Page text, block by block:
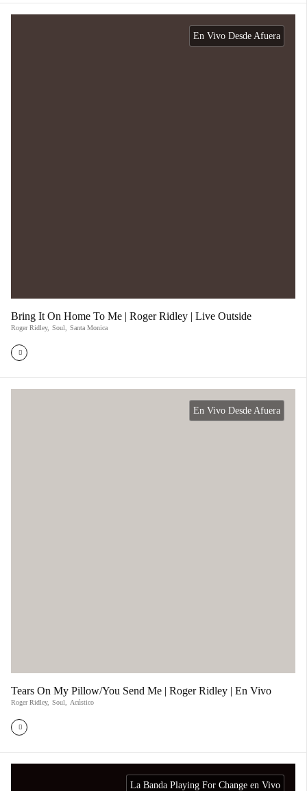
En Vivo Desde Afuera
Bring It On Home To Me | Roger Ridley | Live Outside
Roger Ridley, Soul Santa Monica
En Vivo Desde Afuera
Tears On My Pillow/You Send Me | Roger Ridley | En Vivo
Roger Ridley, Soul Acústico
La Banda Playing For Change en Vivo